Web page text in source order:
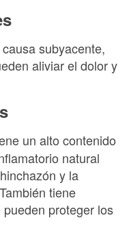
subyacente,
aliviar el dolor y
un alto contenido
natural
y la
tiene
proteger los